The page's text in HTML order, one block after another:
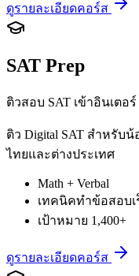
ดูรายละเอียดคอร์ส
SAT Prep
ติวสอบ SAT เข้าอินเตอร์
ติว Digital SAT สำหรับ
ไทยและต่างประเทศ
Math + Verbal
เทคนิคทำข้อสอบเ
เป้าหมาย 1,400+
ดูรายละเอียดคอร์ส